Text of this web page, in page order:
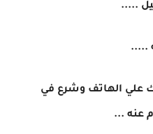
.....
.....
علي الهاتف وشرع في
عنه ...